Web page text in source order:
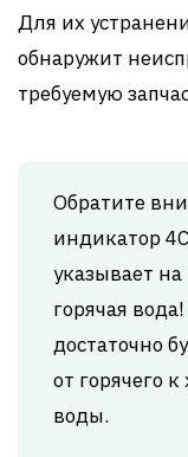
Для их
обнаружит
требуемую
Обратите
индикатор
указывает
горячая
достаточно
от горячего
воды.